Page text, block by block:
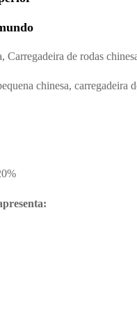
de rodas
chinesa, carregadeira